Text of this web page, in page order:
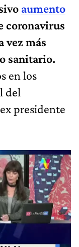
aumento
coronavirus
vez más
sanitario.
en los
del
presidente